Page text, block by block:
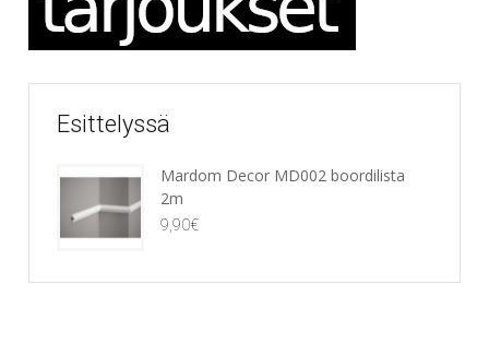
Esittelyssä
Mardom Decor MD002 boordilista
2m
9,90€